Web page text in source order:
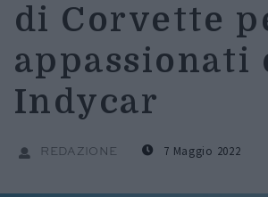
di Corvette
appassionati
Indycar
REDAZIONE 7 Maggio 2022